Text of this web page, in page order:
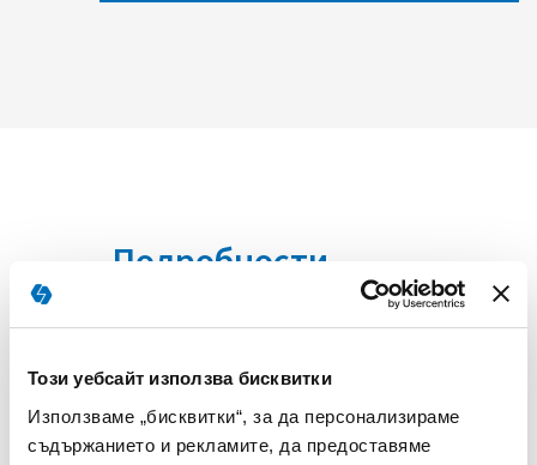
Този уебсайт използва бисквитки
Използваме „бисквитки“, за да персонализираме
съдържанието и рекламите, да предоставяме
Подробности
Всички обявени цени са с включено ДДС.